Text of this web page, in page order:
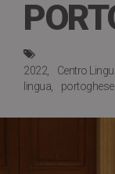
2022 Centro
lingua
portoghese